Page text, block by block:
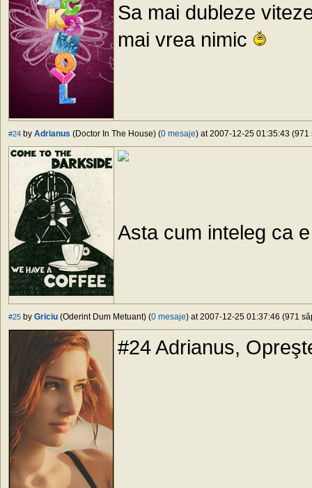
Sa mai dubleze
mai vrea nimic
#24 by Adrianus (Doctor In The House) (0 mesaje) at 2007-12-25 01:35:43 (971
Asta cum inteleg ca
#25 by Griciu (Oderint Dum Metuant) (0 mesaje) at 2007-12-25 01:37:46 (971
#24 Adrianus,